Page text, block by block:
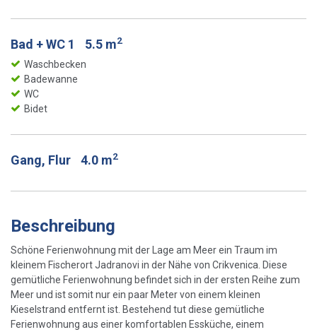
Bad + WC 1 5.5 m2
Waschbecken
Badewanne
WC
Bidet
Gang, Flur 4.0 m2
Beschreibung
Schöne Ferienwohnung mit der Lage am Meer ein Traum im
kleinem Fischerort Jadranovi in der Nähe von Crikvenica. Diese
gemütliche Ferienwohnung befindet sich in der ersten Reihe zum
Meer und ist somit nur ein paar Meter von einem kleinen
Kieselstrand entfernt ist. Bestehend tut diese gemütliche
Ferienwohnung aus einer komfortablen Essküche, einem